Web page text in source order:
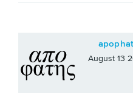
August 13